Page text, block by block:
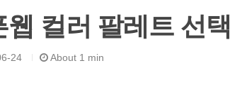
웹 컬러 팔레트 선택
24 About 1 min